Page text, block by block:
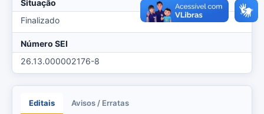
Situação
Finalizado
Número SEI
26.13.000002176-8
Editais Avisos / Erratas